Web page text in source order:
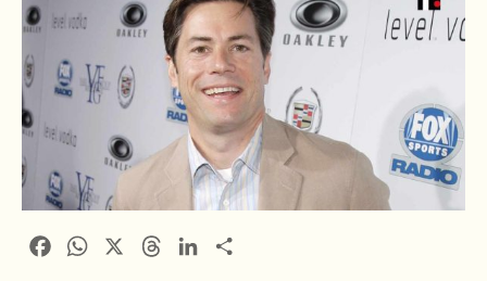
FacebookWhatsApp ThreadsLinkedIn